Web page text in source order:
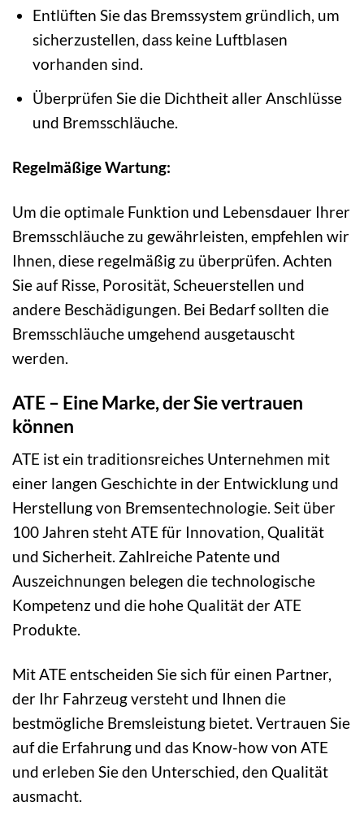
Entlüften Sie das Bremssystem gründlich, um
sicherzustellen, dass keine Luftblasen
vorhanden sind.
Überprüfen Sie die Dichtheit aller Anschlüsse
und Bremsschläuche.
Regelmäßige Wartung:
Um die optimale Funktion und Lebensdauer Ihrer
Bremsschläuche zu gewährleisten, empfehlen wir
Ihnen, diese regelmäßig zu überprüfen. Achten
Sie auf Risse, Porosität, Scheuerstellen und
andere Beschädigungen. Bei Bedarf sollten die
Bremsschläuche umgehend ausgetauscht
werden.
ATE – Eine Marke, der Sie vertrauen
können
ATE ist ein traditionsreiches Unternehmen mit
einer langen Geschichte in der Entwicklung und
Herstellung von Bremsentechnologie. Seit über
100 Jahren steht ATE für Innovation, Qualität
und Sicherheit. Zahlreiche Patente und
Auszeichnungen belegen die technologische
Kompetenz und die hohe Qualität der ATE
Produkte.
Mit ATE entscheiden Sie sich für einen Partner,
der Ihr Fahrzeug versteht und Ihnen die
bestmögliche Bremsleistung bietet. Vertrauen Sie
auf die Erfahrung und das Know-how von ATE
und erleben Sie den Unterschied, den Qualität
ausmacht.